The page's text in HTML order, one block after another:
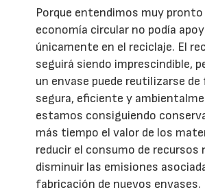
Porque entendimos muy pronto
economía circular no podía
únicamente en el reciclaje. El
seguirá siendo imprescindible,
un envase puede reutilizarse de
segura, eficiente y
estamos consiguiendo
más tiempo el valor de los
reducir el consumo de recursos
disminuir las emisiones
fabricación de nuevos envases.